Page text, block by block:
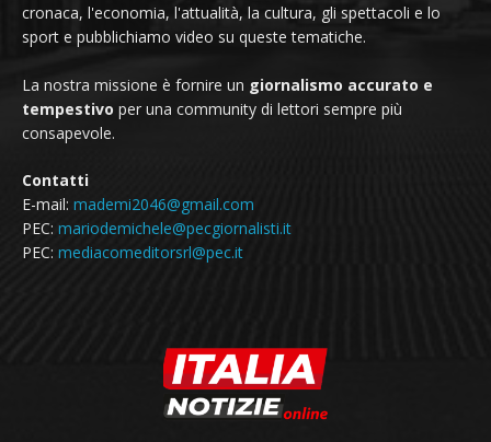
cronaca, l'economia, l'attualità, la cultura, gli spettacoli e lo
sport e pubblichiamo video su queste tematiche.
La nostra missione è fornire un giornalismo accurato e
tempestivo per una community di lettori sempre più
consapevole.
Contatti
E-mail: mademi2046@gmail.com
PEC: mariodemichele@pecgiornalisti.it
PEC: mediacomeditorsrl@pec.it